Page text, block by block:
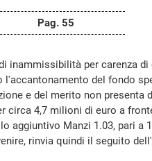
Pag. 55
per carenza di
l'accantonamento del fondo
e del merito non presenta
circa 4,7 milioni di euro a
aggiuntivo Manzi 1.03, pari a
rinvia quindi il seguito